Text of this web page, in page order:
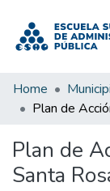
Home
Plan de
Santa